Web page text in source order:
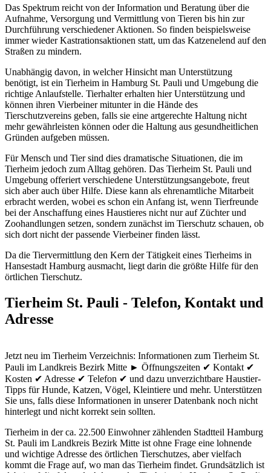
Das Spektrum reicht von der Information und Beratung über die
Aufnahme, Versorgung und Vermittlung von Tieren bis hin zur
Durchführung verschiedener Aktionen. So finden beispielsweise
immer wieder Kastrationsaktionen statt, um das Katzenelend auf den
Straßen zu mindern.
Unabhängig davon, in welcher Hinsicht man Unterstützung
benötigt, ist ein Tierheim in Hamburg St. Pauli und Umgebung die
richtige Anlaufstelle. Tierhalter erhalten hier Unterstützung und
können ihren Vierbeiner mitunter in die Hände des
Tierschutzvereins geben, falls sie eine artgerechte Haltung nicht
mehr gewährleisten können oder die Haltung aus gesundheitlichen
Gründen aufgeben müssen.
Für Mensch und Tier sind dies dramatische Situationen, die im
Tierheim jedoch zum Alltag gehören. Das Tierheim St. Pauli und
Umgebung offeriert verschiedene Unterstützungsangebote, freut
sich aber auch über Hilfe. Diese kann als ehrenamtliche Mitarbeit
erbracht werden, wobei es schon ein Anfang ist, wenn Tierfreunde
bei der Anschaffung eines Haustieres nicht nur auf Züchter und
Zoohandlungen setzen, sondern zunächst im Tierschutz schauen, ob
sich dort nicht der passende Vierbeiner finden lässt.
Da die Tiervermittlung den Kern der Tätigkeit eines Tierheims in
Hansestadt Hamburg ausmacht, liegt darin die größte Hilfe für den
örtlichen Tierschutz.
Tierheim St. Pauli - Telefon, Kontakt und
Adresse
Jetzt neu im Tierheim Verzeichnis: Informationen zum Tierheim St.
Pauli im Landkreis Bezirk Mitte ► Öffnungszeiten ✔ Kontakt ✔
Kosten ✔ Adresse ✔ Telefon ✔ und dazu unverzichtbare Haustier-
Tipps für Hunde, Katzen, Vögel, Kleintiere und mehr. Unterstützen
Sie uns, falls diese Informationen in unserer Datenbank noch nicht
hinterlegt und nicht korrekt sein sollten.
Tierheim in der ca. 22.500 Einwohner zählenden Stadtteil Hamburg
St. Pauli im Landkreis Bezirk Mitte ist ohne Frage eine lohnende
und wichtige Adresse des örtlichen Tierschutzes, aber vielfach
kommt die Frage auf, wo man das Tierheim findet. Grundsätzlich ist